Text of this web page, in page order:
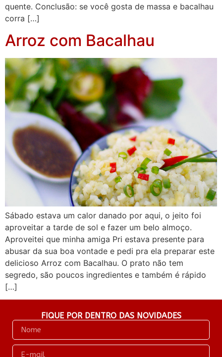
quente. Conclusão: se você gosta de massa e bacalhau
corra […]
Arroz com Bacalhau
Sábado estava um calor danado por aqui, o jeito foi
aproveitar a tarde de sol e fazer um belo almoço.
Aproveitei que minha amiga Pri estava presente para
abusar da sua boa vontade e pedi pra ela preparar este
delicioso Arroz com Bacalhau. O prato não tem
segredo, são poucos ingredientes e também é rápido
[…]
FIQUE POR DENTRO DAS NOVIDADES